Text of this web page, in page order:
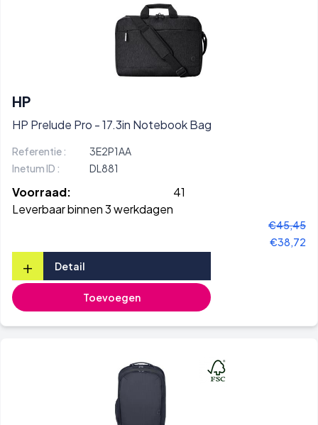
HP
HP Prelude Pro - 17.3in Notebook Bag
Referentie :
3E2P1AA
Inetum ID :
DL881
Voorraad:
41
Leverbaar binnen 3 werkdagen
€45,45
€38,72
+ Detail
Toevoegen